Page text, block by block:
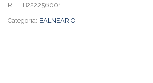
REF: B222256001
Categoria: BALNEARIO